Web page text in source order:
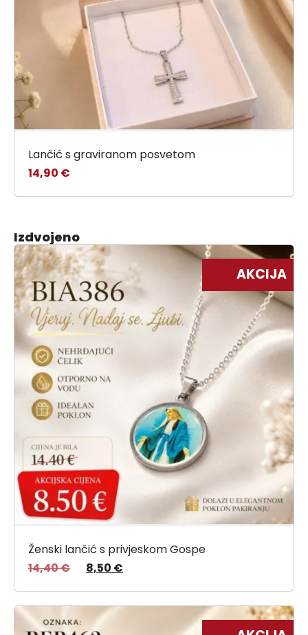
Lančić s graviranom posvetom
14,90 €
Izdvojeno
AKCIJA
Ženski lančić s privjeskom Gospe
14,40€ 8,50 €